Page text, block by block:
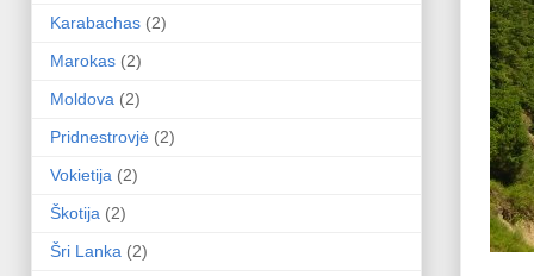
Karabachas (2)
Marokas (2)
Moldova (2)
Pridnestrovjė (2)
Vokietija (2)
Škotija (2)
Šri Lanka (2)